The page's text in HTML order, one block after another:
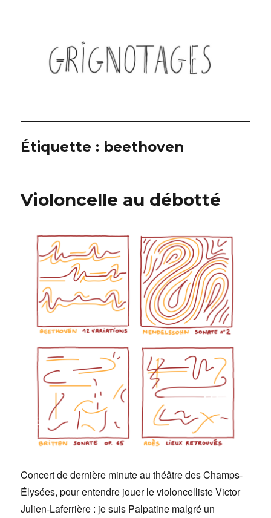
Étiquette : beethoven
Violoncelle au débotté
Concert de dernière minute au théâtre des Champs-
Élysées, pour entendre jouer le violoncelliste Victor
Julien-Laferrière : je suis Palpatine malgré un